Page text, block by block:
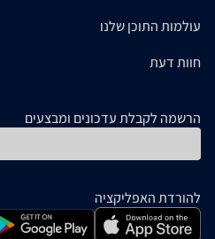
עולמות התוכן שלנו
חוות דעת
הרשמה לקבלת עדכונים ומבצעים
להורדת האפליקציה